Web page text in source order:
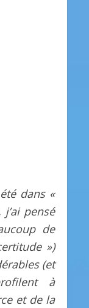
dans «
pensé
de
»)
(et
à
et de la